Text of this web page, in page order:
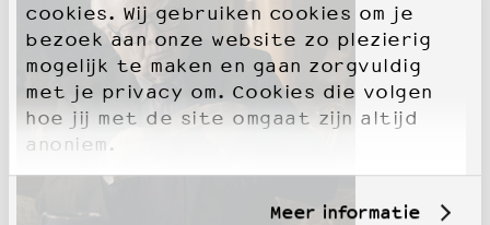
cookies. Wij gebruiken cookies om je
bezoek aan onze website zo plezierig
mogelijk te maken en gaan zorgvuldig
met je privacy om. Cookies die volgen
hoe jij met de site omgaat zijn altijd
anoniem.
Meer informatie